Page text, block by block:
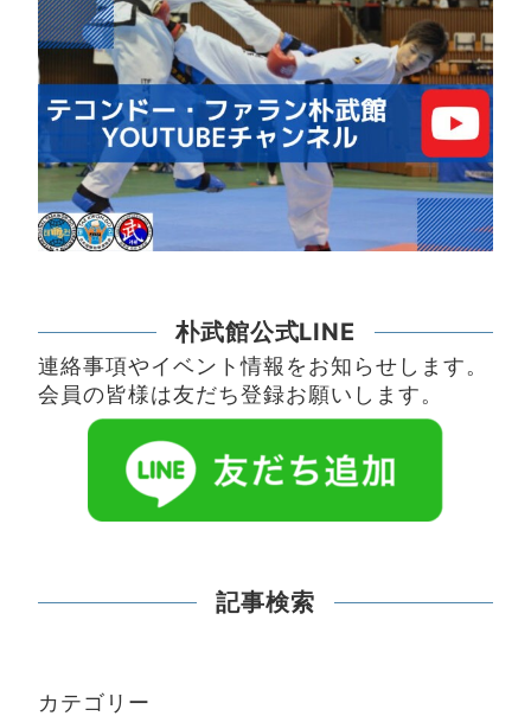
朴武館公式LINE
連絡事項やイベント情報をお知らせします。
会員の皆様は友だち登録お願いします。
記事検索
カテゴリー